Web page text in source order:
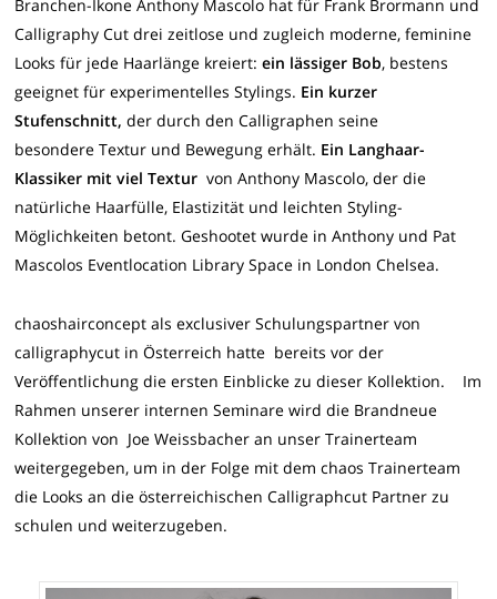
Branchen-Ikone Anthony Mascolo hat für Frank Brormann und
Calligraphy Cut drei zeitlose und zugleich moderne, feminine
Looks für jede Haarlänge kreiert: ein lässiger Bob, bestens
geeignet für experimentelles Stylings. Ein kurzer
Stufenschnitt, der durch den Calligraphen seine
besondere Textur und Bewegung erhält. Ein Langhaar-
Klassiker mit viel Textur von Anthony Mascolo, der die
natürliche Haarfülle, Elastizität und leichten Styling-
Möglichkeiten betont. Geshootet wurde in Anthony und Pat
Mascolos Eventlocation Library Space in London Chelsea.
chaoshairconcept als exclusiver Schulungspartner von
calligraphycut in Österreich hatte bereits vor der
Veröffentlichung die ersten Einblicke zu dieser Kollektion. Im
Rahmen unserer internen Seminare wird die Brandneue
Kollektion von Joe Weissbacher an unser Trainerteam
weitergegeben, um in der Folge mit dem chaos Trainerteam
die Looks an die österreichischen Calligraphcut Partner zu
schulen und weiterzugeben.